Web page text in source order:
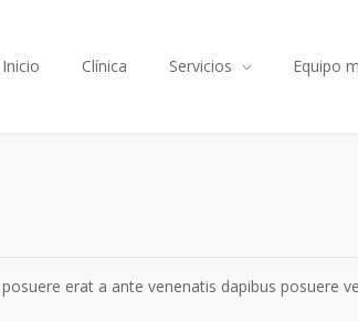
Inicio Clínica Servicios Equipo
erat a ante venenatis dapibus posuere